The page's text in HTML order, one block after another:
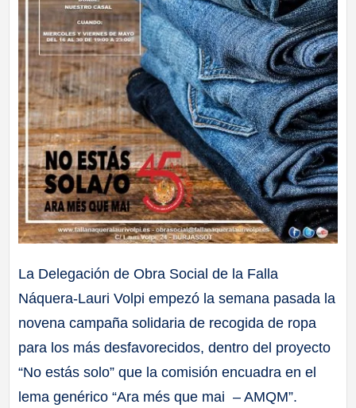
La Delegación de Obra Social de la Falla
Náquera-Lauri Volpi empezó la semana pasada la
novena campaña solidaria de recogida de ropa
para los más desfavorecidos, dentro del proyecto
“No estás solo” que la comisión encuadra en el
lema genérico “Ara més que mai – AMQM”.